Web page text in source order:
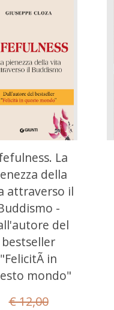
La
della
attraverso il
-
del
bestseller
"FelicitÃ in
mondo"
€ 12,00